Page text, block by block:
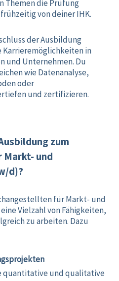
Themen die Prüfung
von deiner IHK.
der Ausbildung
in
und Unternehmen. Du
wie Datenanalyse,
oder
und zertifizieren.
zum
Markt- und
d)?
für Markt- und
Vielzahl von Fähigkeiten,
zu arbeiten. Dazu
quantitative und qualitative